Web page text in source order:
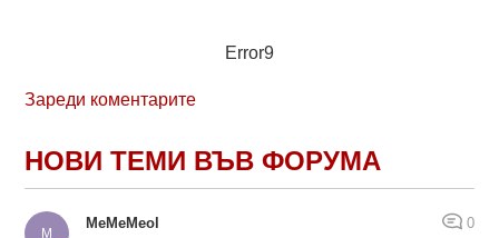
Error9
Зареди коментарите
НОВИ ТЕМИ ВЪВ ФОРУМА
MeMeMeol 0